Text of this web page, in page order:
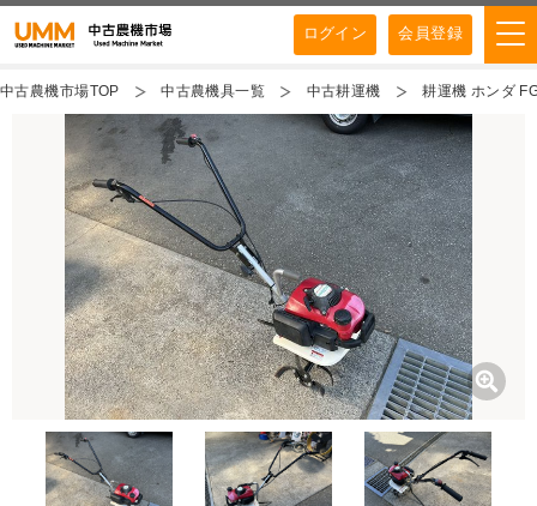
ログイン 会員登録
中古農機市場TOP 中古農機具一覧 中古耕運機 耕運機 ホンダ